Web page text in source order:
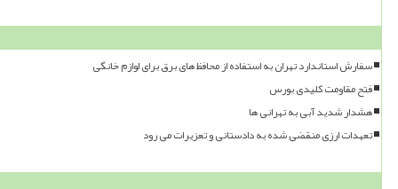
سفارش استاندارد تهران به استفاده از محافظ های برق برای لوازم خانگی
فتح مقاومت کلیدی بورس
هشدار شدید آبی به تهرانی ها
تعهدات ارزی منقضی شده به دادستانی و تعزیرات می رود